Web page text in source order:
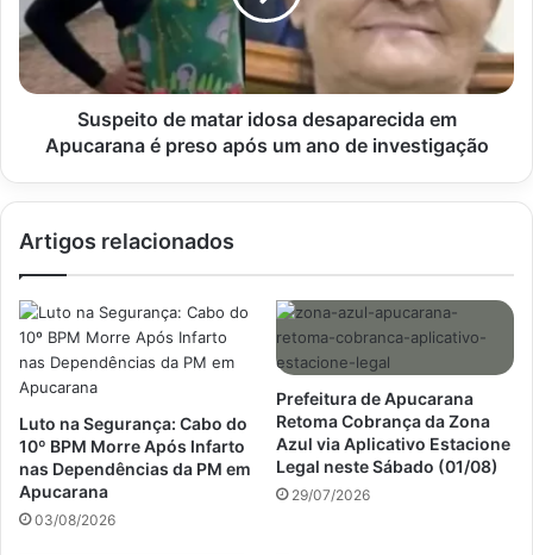
em
Apucarana
é
preso
Suspeito de matar idosa desaparecida em
Apucarana é preso após um ano de investigação
Artigos relacionados
Luto na Segurança: Cabo do
10º BPM Morre Após Infarto
nas Dependências da PM em
Apucarana
03/08/2026
Prefeitura de Apucarana
Retoma Cobrança da Zona
Azul via Aplicativo Estacione
Legal neste Sábado (01/08)
29/07/2026